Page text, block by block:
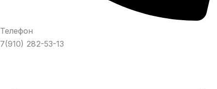
Телефон
7(910) 282-53-13